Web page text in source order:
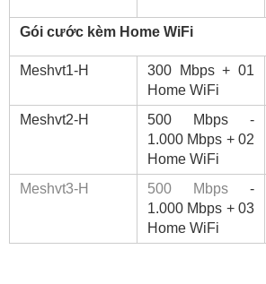
Gói cước kèm Home WiFi
Meshvt1-H
300 Mbps + 01
Home WiFi
Meshvt2-H
500 Mbps -
1.000 Mbps + 02
Home WiFi
Meshvt3-H 500 Mbps -
1.000 Mbps + 03
Home WiFi